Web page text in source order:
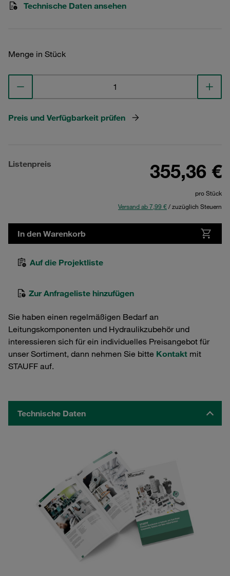
Technische Daten ansehen
Menge in Stück
Preis und Verfügbarkeit prüfen
Listenpreis 355,36 €
pro Stück
Versand ab 7,99 €/ zuzüglich Steuern
In den Warenkorb
Auf die Projektliste
Zur Anfrageliste hinzufügen
Sie haben einen regelmäßigen Bedarf an
Leitungskomponenten und Hydraulikzubehör und
interessieren sich für ein individuelles Preisangebot für
unser Sortiment, dann nehmen Sie bitte Kontakt mit
STAUFF auf.
Technische Daten